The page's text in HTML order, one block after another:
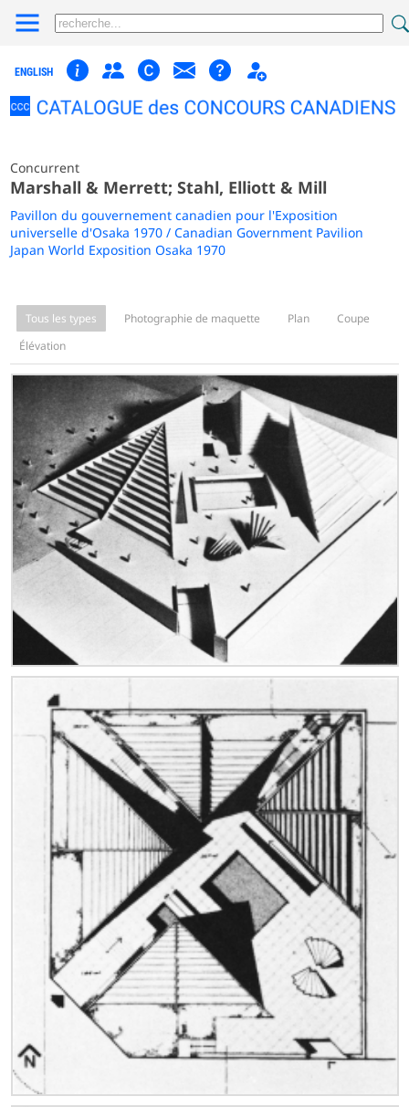
ENGLISH
Concurrent
Marshall & Merrett; Stahl, Elliott & Mill
Pavillon du gouvernement canadien pour l'Exposition
universelle d'Osaka 1970 / Canadian Government Pavilion
Japan World Exposition Osaka 1970
Tous les types Photographie de maquette Plan
Coupe
Élévation